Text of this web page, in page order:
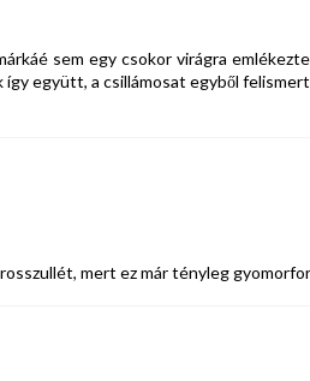
sem egy csokor virágra
így együtt, a csillámosat egyből
mert ez már tényleg